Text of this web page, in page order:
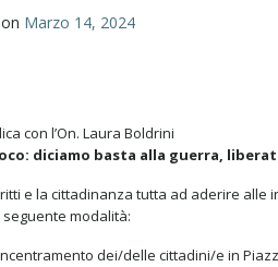
on Marzo 14, 2024
con l’On. Laura Boldrini
diciamo basta alla guerra,
e la cittadinanza tutta ad aderire alle
seguente modalità:
dei/delle cittadini/e in